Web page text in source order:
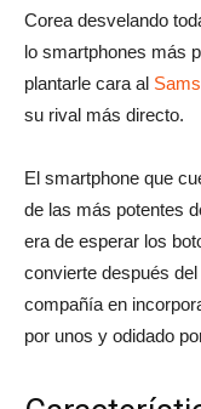
Corea desvelando
lo smartphones más
plantarle cara al
su rival más directo.
El smartphone que
de las más potentes
era de esperar los
convierte después del
compañía en
por unos y odidado